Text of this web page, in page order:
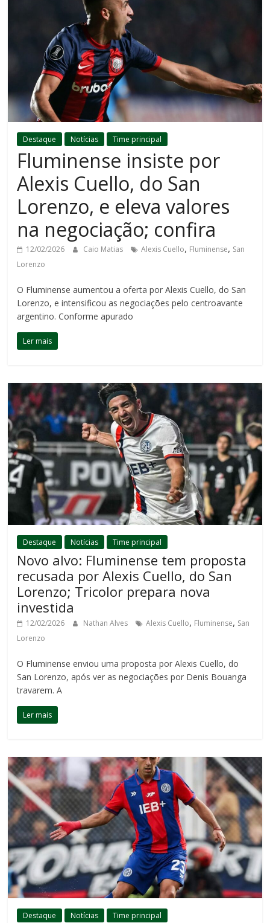
Destaque Notícias Time principal
Fluminense insiste por
Alexis Cuello, do San
Lorenzo, e eleva valores
na negociação; confira
12/02/2026 Caio Matias Alexis Cuello, Fluminense, San
Lorenzo
O Fluminense aumentou a oferta por Alexis Cuello, do San
Lorenzo, e intensificou as negociações pelo centroavante
argentino. Conforme apurado
Ler mais
Destaque Notícias Time principal
Novo alvo: Fluminense tem proposta
recusada por Alexis Cuello, do San
Lorenzo; Tricolor prepara nova
investida
12/02/2026 Nathan Alves Alexis Cuello, Fluminense, San
Lorenzo
O Fluminense enviou uma proposta por Alexis Cuello, do
San Lorenzo, após ver as negociações por Denis Bouanga
travarem. A
Ler mais
Destaque Notícias Time principal